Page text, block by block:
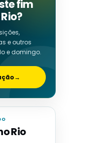
fim
e outros
e domingo.
→
Rio